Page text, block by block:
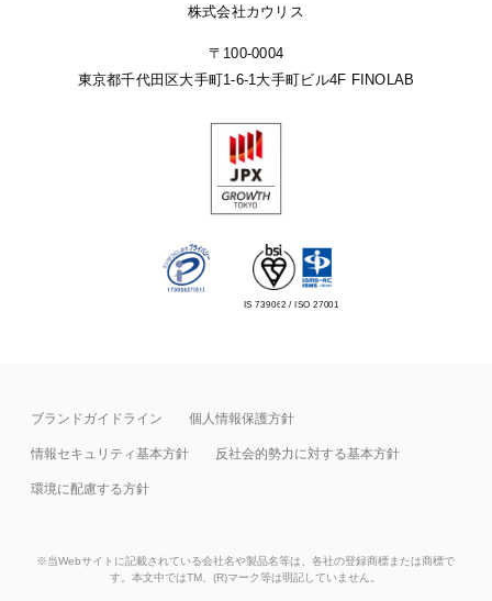
株式会社カウリス
〒100-0004
東京都千代田区大手町1-6-1大手町ビル4F FINOLAB
IS 739062 / ISO 27001
ブランドガイドライン 個人情報保護方針
情報セキュリティ基本⽅針 反社会的勢力に対する基本方針
環境に配慮する方針
※当Webサイトに記載されている会社名や製品名等は、各社の登録商標または商標で
す。本文中ではTM、(R)マーク等は明記していません。